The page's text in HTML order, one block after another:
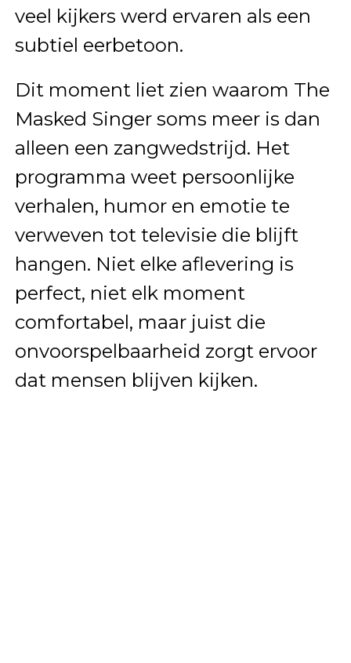
veel kijkers werd ervaren als een
subtiel eerbetoon.
Dit moment liet zien waarom The
Masked Singer soms meer is dan
alleen een zangwedstrijd. Het
programma weet persoonlijke
verhalen, humor en emotie te
verweven tot televisie die blijft
hangen. Niet elke aflevering is
perfect, niet elk moment
comfortabel, maar juist die
onvoorspelbaarheid zorgt ervoor
dat mensen blijven kijken.